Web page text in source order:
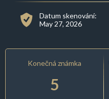
Datum skenování:
May 27, 2026
Konečná známka
5